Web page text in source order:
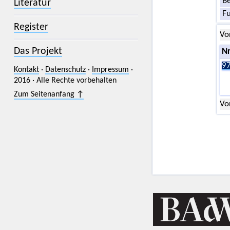
Literatur
Register
Das Projekt
Kontakt· Datenschutz· Impressum ·
2016 · Alle Rechte vorbehalten
Zum Seitenanfang ↑